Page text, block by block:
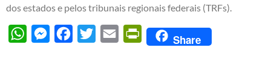
dos estados e pelos tribunais regionais federais (TRFs).
WhatsAppMessengerFacebook
Twitter Email PrintFriendly
Share